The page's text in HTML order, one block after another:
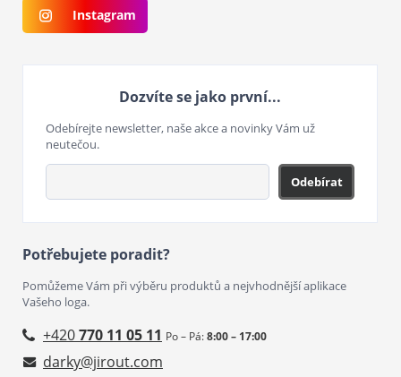
Instagram
Dozvíte se jako první...
Odebírejte newsletter, naše akce a novinky Vám už
neutečou.
Odebírat
Potřebujete poradit?
Pomůžeme Vám při výběru produktů a nejvhodnější aplikace
Vašeho loga.
+420770 11 05 11 Po – Pá:8:00 – 17:00
darky@jirout.com